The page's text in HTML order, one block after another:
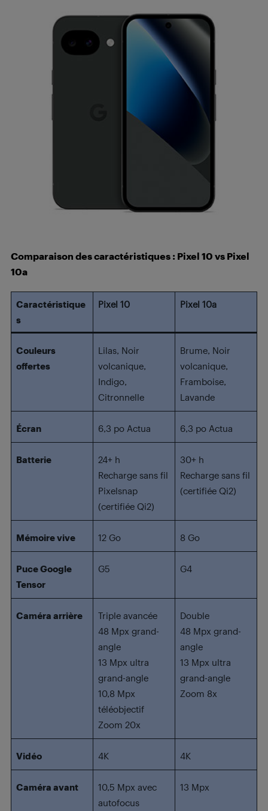
Comparaison des caractéristiques : Pixel 10 vs Pixel
10a
Caractéristique
s
Pixel 10 Pixel 10a
Couleurs
offertes
Lilas, Noir
volcanique,
Indigo,
Citronnelle
Brume, Noir
volcanique,
Framboise,
Lavande
Écran 6,3 po Actua 6,3 po Actua
Batterie
24+ h
Recharge sans fil
Pixelsnap
(certifiée Qi2)
30+ h
Recharge sans fil
(certifiée Qi2)
Mémoire vive 12 Go 8 Go
Puce Google
Tensor
G5 G4
Caméra arrière
Triple avancée
48 Mpx grand-
angle
13 Mpx ultra
grand-angle
10,8 Mpx
téléobjectif
Zoom 20x
Double
48 Mpx grand-
angle
13 Mpx ultra
grand-angle
Zoom 8x
Vidéo 4K 4K
Caméra avant
10,5 Mpx avec
autofocus
13 Mpx